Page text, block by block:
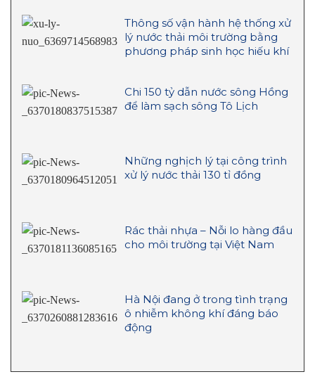
Thông số vận hành hệ thống xử
lý nước thải môi trường bằng
phương pháp sinh học hiếu khí
Chi 150 tỷ dẫn nước sông Hồng
để làm sạch sông Tô Lịch
Những nghịch lý tại công trình
xử lý nước thải 130 tỉ đồng
Rác thải nhựa – Nỗi lo hàng đầu
cho môi trường tại Việt Nam
Hà Nội đang ở trong tình trạng
ô nhiễm không khí đáng báo
động